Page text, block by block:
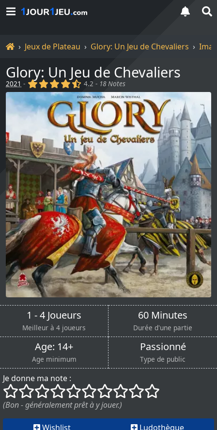
Accueil
Jeux de Plateau Glory: Un Jeu de Chevaliers
Glory: Un Jeu de Chevaliers
2021 - (x) (x) (x) (x) (,)
4.2 - 18 Notes
1 - 4 Joueurs
Meilleur à 4 joueurs
60 Minutes
Durée d'une partie
Age: 14+
Age minimum
Passionné
Type de public
Je donne ma note :
()
() () () () () () () ()
()
(Bon - généralement prêt à y jouer.)
Wishlist Ludothèque